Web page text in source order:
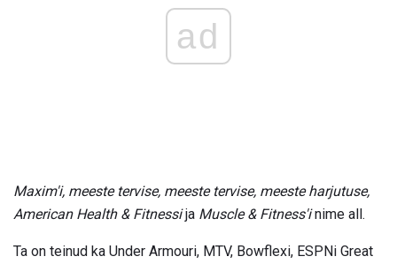
ad
Maxim'i, meeste tervise, meeste tervise, meeste harjutuse,
American Health & Fitnessija Muscle & Fitness'inime all.
Ta on teinud ka Under Armouri, MTV, Bowflexi, ESPNi Great